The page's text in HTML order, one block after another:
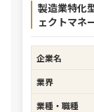
製造業特化
ェクトマネ
企業名
業界
業種・職種